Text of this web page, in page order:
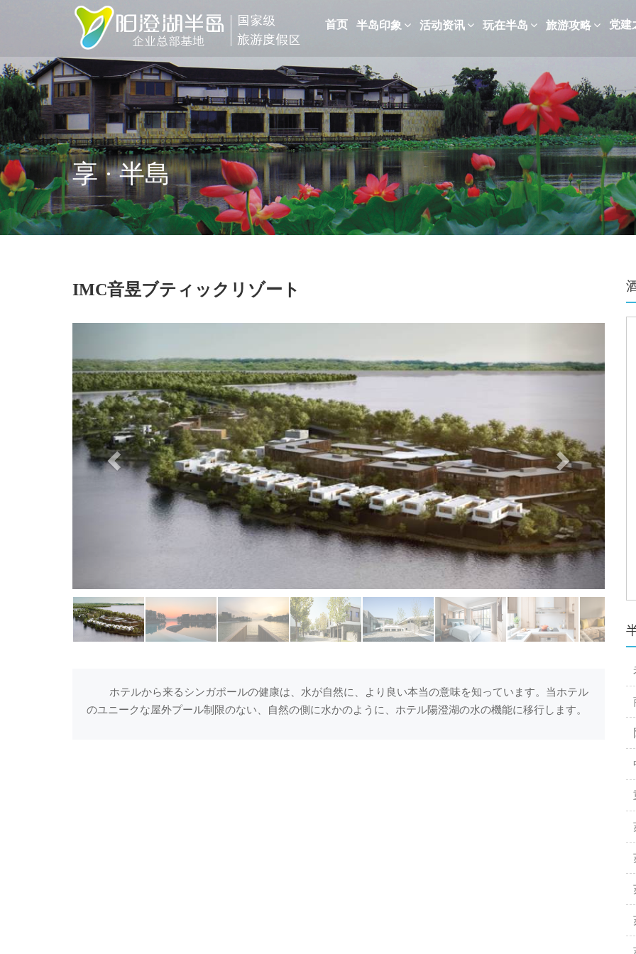
首页 半岛印象 活动资讯 玩在半岛 旅游攻略 党建
享 · 半島
IMC音昱ブティックリゾート
ホテルから来るシンガポールの健康は、水が自然に、より良い本当の意味を知っています。当ホテル
のユニークな屋外プール制限のない、自然の側に水かのように、ホテル陽澄湖の水の機能に移行します。